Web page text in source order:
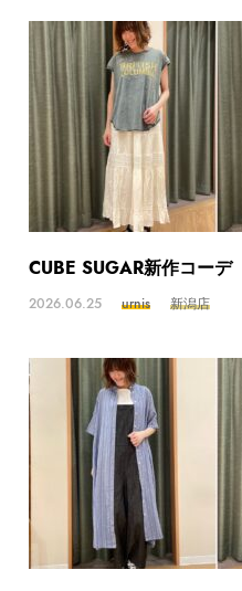
CUBE SUGAR新作コーデ
2026.06.25 urnis 新潟店